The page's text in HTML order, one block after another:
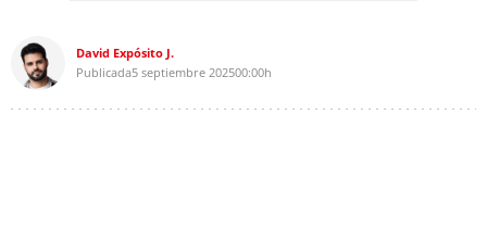
David Expósito J.
Publicada5 septiembre 202500:00h